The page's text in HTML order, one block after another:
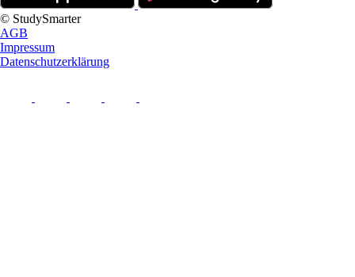
© StudySmarter
AGB
Impressum
Datenschutzerklärung